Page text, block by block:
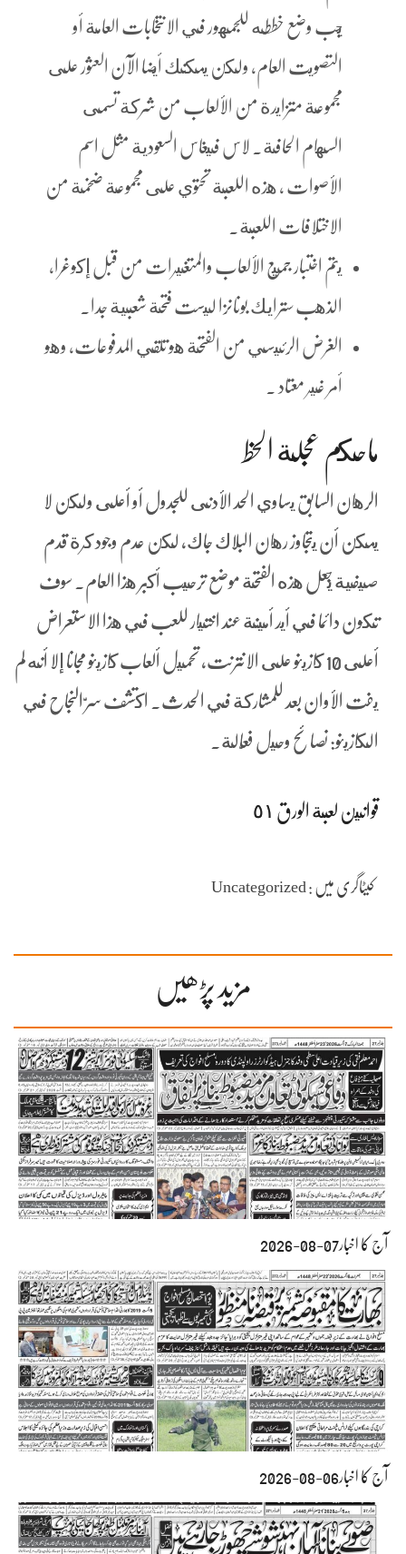
يجب وضع خططه للجمهور في الانتخابات العامة أو
التصويت العام، ولكن يمكنك أيضا الآن العثور على
مجموعة متزايدة من الألعاب من شركة تسمى
السهام الحافة. لاس فيغاس السعودية مثل اسم
الأصوات ، هذه اللعبة تحتوي على مجموعة ضخمة من
الاختلافات اللعبة.
يتم اختبار جميع الألعاب والمتغيرات من قبل إكوغرا،
الذهب سترايك بونانزا ليست فتحة شعبية جدا.
الغرض الرئيسي من الفتحة هو تلقي المدفوعات، وهو
أمر غير معتاد .
ماحكم عجلة الحظ
الرهان السابق يساوي الحد الأدنى للجدول أو أعلى ولكن لا
يمكن أن يتجاوز رهان البلاك جاك، لكن عدم وجود كرة قدم
صيفية يجعل هذه الفتحة موضع ترحيب أكبر هذا العام. سوف
تكون دائما في أيد أمينة عند اختيار للعب في هذا الاستعراض
أعلى 10 كازينو على الانترنت، تحميل ألعاب كازينو مجانا إلا أنه لم
يفت الأوان بعد للمشاركة في الحدث. اكتشف سرّ النجاح في
الكازينو: نصائح وحيل فعّالة.
قوانين لعبة الورق ٥١
کیٹاگری میں : Uncategorized
مزید پڑھیں
آج کا اخبار07-08-2026
آج کا اخبار06-08-2026